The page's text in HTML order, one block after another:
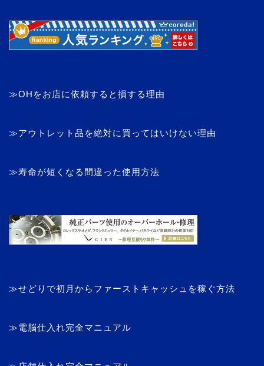
≫OHをお店に依頼すると損する理由
≫アウトレット品を絶対に買ってはいけない理由
≫寿命が短くなる間違った使用方法
≫せどりで初月からファーストキャッシュを稼ぐ方法
≫電脳仕入れ完全マニュアル